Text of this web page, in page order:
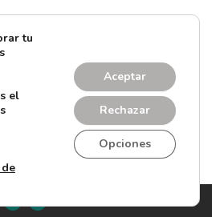
tu
el
Aceptar
Rechazar
Opciones